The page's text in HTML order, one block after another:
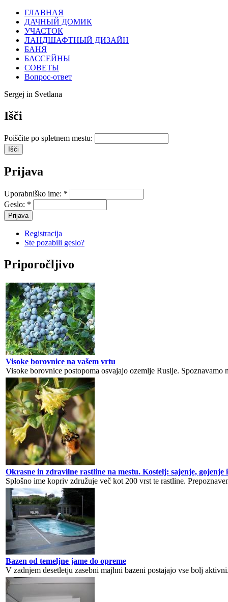
ГЛАВНАЯ
ДАЧНЫЙ ДОМИК
УЧАСТОК
ЛАНДШАФТНЫЙ ДИЗАЙН
БАНЯ
БАССЕЙНЫ
СОВЕТЫ
Вопрос-ответ
Sergej in Svetlana
Išči
Poiščite po spletnem mestu:
Prijava
Uporabniško ime: *
Geslo: *
Registracija
Ste pozabili geslo?
Priporočljivo
Visoke borovnice na vašem vrtu
Visoke borovnice postopoma osvajajo ozemlje Rusije. Spoznavamo
Okrasne in zdravilne rastline na mestu. Kostelj: sajenje, gojenje
Splošno ime kopriv združuje več kot 200 vrst te rastline.
Bazen od temeljne jame do opreme
V zadnjem desetletju zasebni majhni bazeni postajajo vse bolj